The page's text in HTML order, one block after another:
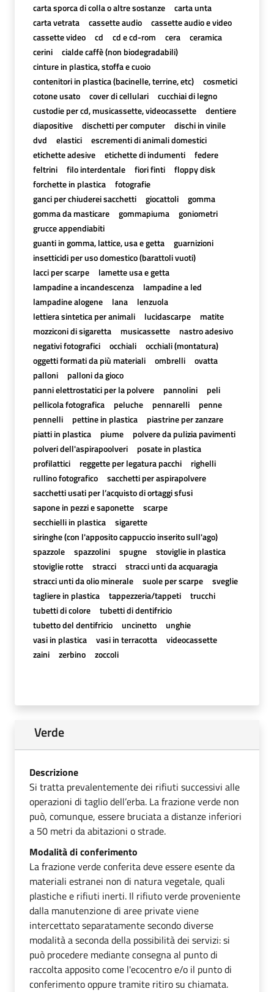
carta sporca di colla o altre sostanze
carta unta
carta vetrata
cassette audio
cassette audio e video
cassette video
cd cd e cd-rom cera
ceramica
cerini
cialde caffè (non biodegradabili)
cinture in plastica, stoffa e cuoio
contenitori in plastica (bacinelle, terrine, etc)
cosmetici
cotone usato
cover di cellulari
cucchiai di legno
custodie per cd, musicassette, videocassette
dentiere
diapositive
dischetti per computer
dischi in vinile
dvd
elastici
escrementi di animali domestici
etichette adesive
etichette di indumenti
federe
feltrini
filo interdentale fiori finti
floppy disk
forchette in plastica
fotografie
ganci per chiuderei sacchetti
giocattoli
gomma
gomma da masticare
gommapiuma
goniometri
grucce appendiabiti
guanti in gomma, lattice, usa e getta
guarnizioni
insetticidi per uso domestico (barattoli vuoti)
lacci per scarpe
lamette usa e getta
lampadine a incandescenza
lampadine a led
lampadine alogene
lana
lenzuola
lettiera sintetica per animali
lucidascarpe
matite
mozziconi di sigaretta
musicassette
nastro adesivo
negativi fotografici
occhiali
occhiali (montatura)
oggetti formati da più materiali
ombrelli
ovatta
palloni
palloni da gioco
panni elettrostatici per la polvere
pannolini
peli
pellicola fotografica
peluche pennarelli
penne
pennelli
pettine in plastica
piastrine per zanzare
piatti in plastica
piume
polvere da pulizia pavimenti
polveri dell'aspirapoolveri
posate in plastica
profilattici
reggette per legatura pacchi
righelli
rullino fotografico
sacchetti per aspirapolvere
sacchetti usati per l’acquisto di ortaggi sfusi
sapone in pezzi e saponette
scarpe
secchielli in plastica
sigarette
siringhe (con l'apposito cappuccio inserito sull'ago)
spazzole
spazzolini spugne
stoviglie in plastica
stoviglie rotte
stracci
stracci unti da acquaragia
stracci unti da olio minerale
suole per scarpe
sveglie
tagliere in plastica
tappezzeria/tappeti
trucchi
tubetti di colore
tubetti di dentifricio
tubetto del dentifricio
uncinetto
unghie
vasi in plastica
vasi in terracotta
videocassette
zaini
zerbino zoccoli
Verde
Descrizione
Si tratta prevalentemente dei rifiuti successivi alle
operazioni di taglio dell’erba. La frazione verde non
può, comunque, essere bruciata a distanze inferiori
a 50 metri da abitazioni o strade.
Modalità di conferimento
La frazione verde conferita deve essere esente da
materiali estranei non di natura vegetale, quali
plastiche e rifiuti inerti. Il rifiuto verde proveniente
dalla manutenzione di aree private viene
intercettato separatamente secondo diverse
modalità a seconda della possibilità dei servizi: si
può procedere mediante consegna al punto di
raccolta apposito come l'ecocentro e/o il punto di
conferimento oppure tramite ritiro su chiamata.